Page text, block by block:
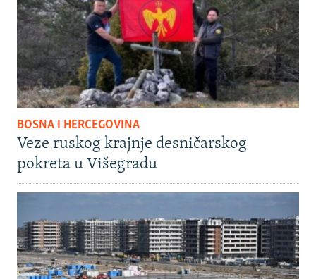
BOSNA I HERCEGOVINA
Veze ruskog krajnje desničarskog
pokreta u Višegradu